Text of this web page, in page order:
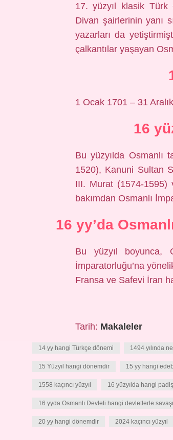
17. yüzyıl klasik Türk
Divan şairlerinin yanı
yazarları da
çalkantılar yaşayan
1 Ocak 1701 – 31
16
Bu yüzyılda Osmanlı
1520), Kanuni Sultan
III. Murat (1574-1595)
bakımdan Osmanlı
16 yy’da
Bu yüzyıl boyunca,
İmparatorluğu’na
Fransa ve Safevi İran
Tarih: Makaleler
14 yy hangi Türkçe dönemi 1494 yılında
15 Yüzyıl hangi dönemdir 15 yy hangi
1558 kaçıncı yüzyıl 16 yüzyılda hangi
16 yyda Osmanlı Devleti hangi devletlerle
20 yy hangi dönemdir 2024 kaçıncı yüzyıl